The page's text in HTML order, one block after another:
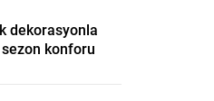
dekorasyonla
konforu